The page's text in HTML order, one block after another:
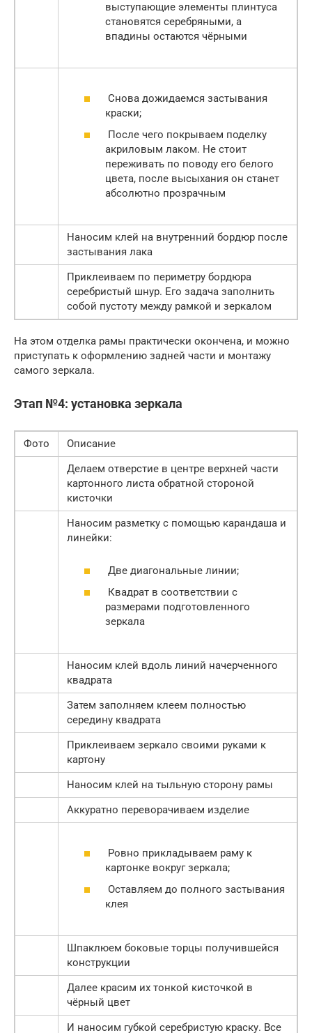
выступающие элементы плинтуса
становятся серебряными, а
впадины остаются чёрными
Снова дожидаемся застывания
краски;
После чего покрываем поделку
акриловым лаком. Не стоит
переживать по поводу его белого
цвета, после высыхания он станет
абсолютно прозрачным
Наносим клей на внутренний бордюр после
застывания лака
Приклеиваем по периметру бордюра
серебристый шнур. Его задача заполнить
собой пустоту между рамкой и зеркалом
На этом отделка рамы практически окончена, и можно
приступать к оформлению задней части и монтажу
самого зеркала.
Этап №4: установка зеркала
Фото
Описание
Делаем отверстие в центре верхней части
картонного листа обратной стороной
кисточки
Наносим разметку с помощью карандаша и
линейки:
Две диагональные линии;
Квадрат в соответствии с
размерами подготовленного
зеркала
Наносим клей вдоль линий начерченного
квадрата
Затем заполняем клеем полностью
середину квадрата
Приклеиваем зеркало своими руками к
картону
Наносим клей на тыльную сторону рамы
Аккуратно переворачиваем изделие
Ровно прикладываем раму к
картонке вокруг зеркала;
Оставляем до полного застывания
клея
Шпаклюем боковые торцы получившейся
конструкции
Далее красим их тонкой кисточкой в
чёрный цвет
И наносим губкой серебристую краску. Все